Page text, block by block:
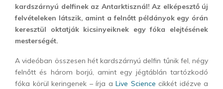
kardszárnyú delfinek az Antarktisznál! Az elképesztő új
felvételeken látszik, amint a felnőtt példányok egy órán
keresztül oktatják kicsinyeiknek egy fóka elejtésének
mesterségét.
A videóban összesen hét kardszárnyú delfin tűnik fel, négy
felnőtt és három borjú, amint egy jégtáblán tartózkodó
fóka körül keringenek – írja a Live Science cikkét idézve a